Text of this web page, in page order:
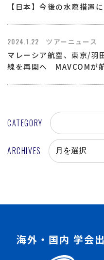
【日本】今後の水際措置
2024.1.22 ツアーニュース
マレーシア航空、東京/羽
線を再開へ MAVCOMが
CATEGORY
ARCHIVES
海外・国内 学会